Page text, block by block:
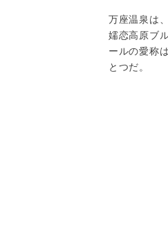
万座温泉は
嬬恋高原ブ
ールの愛称
とつだ。